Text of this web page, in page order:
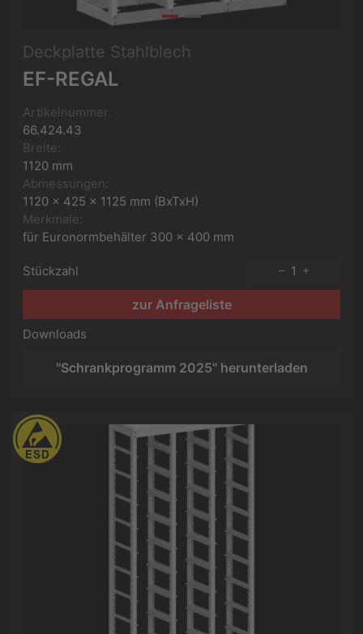
Deckplatte Stahlblech
EF-REGAL
Artikelnummer:
66.424.43
Breite:
1120 mm
Abmessungen:
1120 x 425 x 1125 mm (BxTxH)
Merkmale:
für Euronormbehälter 300 x 400 mm
Stückzahl 1
zur Anfrageliste
Downloads
"Schrankprogramm 2025" herunterladen